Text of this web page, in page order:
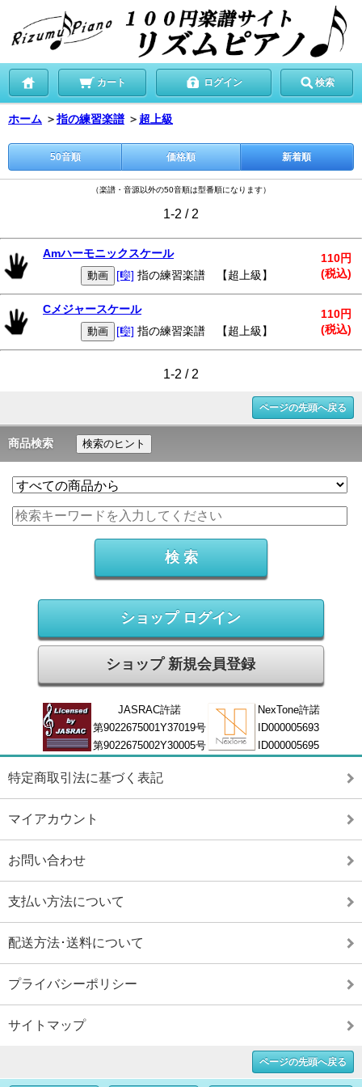
カート ログイン 検索
ホーム ＞指の練習楽譜 ＞ 超上級
50音順 価格順 新着順
（楽譜・音源以外の50音順は型番順になります）
1-2 / 2
Amハーモニックスケール
110円
(税込)
動画 [🎼] 指の練習楽譜 【超上級】
Cメジャースケール
110円
(税込)
動画 [🎼] 指の練習楽譜 【超上級】
1-2 / 2
ページの先頭へ戻る
商品検索 検索のヒント
ショップ ログイン
ショップ 新規会員登録
JASRAC許諾
第9022675001Y37019号
第9022675002Y30005号
NexTone許諾
ID000005693
ID000005695
特定商取引法に基づく表記
マイアカウント
お問い合わせ
支払い方法について
配送方法･送料について
プライバシーポリシー
サイトマップ
ページの先頭へ戻る